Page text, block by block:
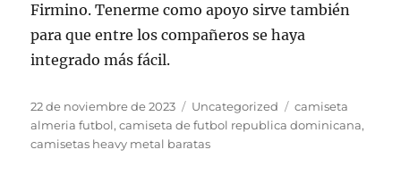
Firmino. Tenerme como apoyo sirve también
para que entre los compañeros se haya
integrado más fácil.
Publicado
el
22 de noviembre de 2023 Categorías
Uncategorized Etiquetas
camiseta
almeria futbol,camiseta de futbol republica dominicana,
camisetas heavy metal baratas